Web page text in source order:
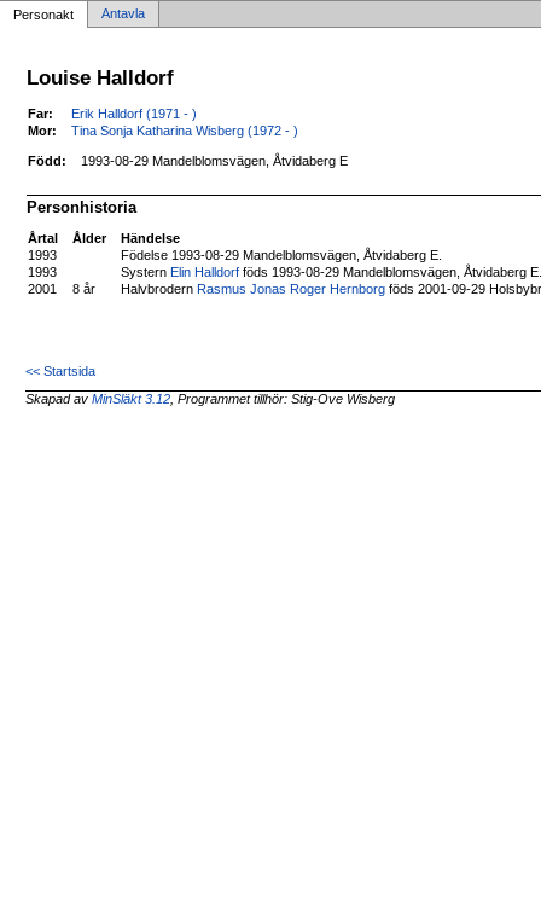
Personakt Antavla
Louise Halldorf
Far:
Erik Halldorf (1971 - )
Mor:
Tina Sonja Katharina Wisberg (1972 - )
Född: 1993-08-29 Mandelblomsvägen, Åtvidaberg E
Personhistoria
Årtal Ålder
Händelse
1993
Födelse 1993-08-29 Mandelblomsvägen, Åtvidaberg E.
1993
SysternElin Halldorf föds 1993-08-29 Mandelblomsvägen, Åtvidaberg
2001
8 år HalvbrodernRasmus Jonas Roger Hernborg föds 2001-09-29
<< Startsida
Skapad avMinSläkt 3.12 , Programmet tillhör: Stig-Ove Wisberg